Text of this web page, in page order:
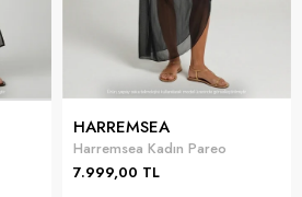
HARREMSEA
Harremsea Kadın Pareo
7.999,00 TL